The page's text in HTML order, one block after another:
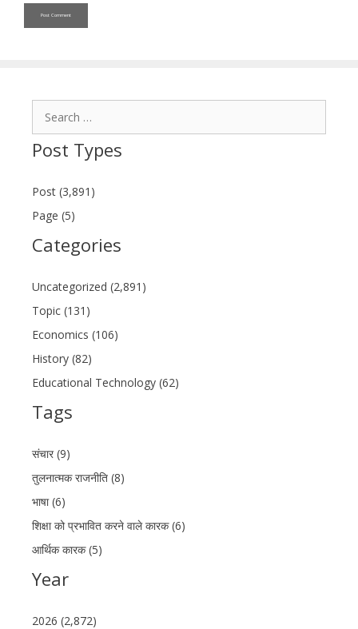
Post Types
Post (3,891)
Page (5)
Categories
Uncategorized (2,891)
Topic (131)
Economics (106)
History (82)
Educational Technology (62)
Tags
संचार (9)
तुलनात्मक राजनीति (8)
भाषा (6)
शिक्षा को प्रभावित करने वाले कारक (6)
आर्थिक कारक (5)
Year
2026 (2,872)